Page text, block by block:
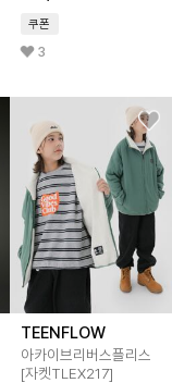
쿠폰
3
TEENFLOW
아카이브리버스플리스
[자켓TLEX217]